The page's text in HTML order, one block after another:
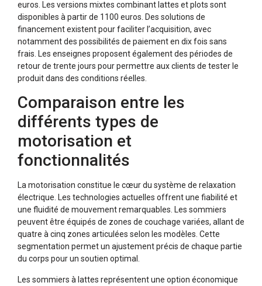
euros. Les versions mixtes combinant lattes et plots sont
disponibles à partir de 1100 euros. Des solutions de
financement existent pour faciliter l’acquisition, avec
notamment des possibilités de paiement en dix fois sans
frais. Les enseignes proposent également des périodes de
retour de trente jours pour permettre aux clients de tester le
produit dans des conditions réelles.
Comparaison entre les
différents types de
motorisation et
fonctionnalités
La motorisation constitue le cœur du système de relaxation
électrique. Les technologies actuelles offrent une fiabilité et
une fluidité de mouvement remarquables. Les sommiers
peuvent être équipés de zones de couchage variées, allant de
quatre à cinq zones articulées selon les modèles. Cette
segmentation permet un ajustement précis de chaque partie
du corps pour un soutien optimal.
Les sommiers à lattes représentent une option économique